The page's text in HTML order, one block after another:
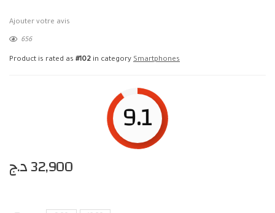
Ajouter votre avis
656
Product is rated as #102 in category Smartphones
9.1
32,900د.ج